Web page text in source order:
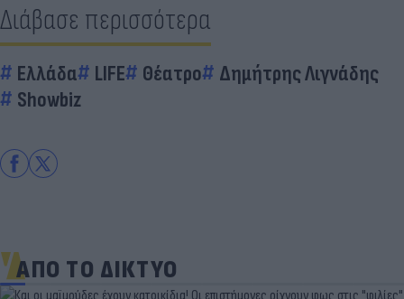
Διάβασε περισσότερα
Ελλάδα LIFE Θέατρο
Δημήτρης Λιγνάδης
Showbiz
ΑΠΟ ΤΟ ΔΙΚΤΥΟ